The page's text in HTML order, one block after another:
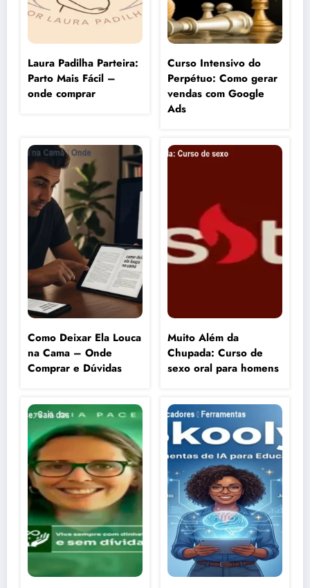
Laura Padilha Parteira:
Parto Mais Fácil –
onde comprar
Curso Intensivo do
Perpétuo: Como gerar
vendas com Google
Ads
Como Deixar Ela Louca
na Cama – Onde
Comprar e Dúvidas
Muito Além da
Chupada: Curso de
sexo oral para homens